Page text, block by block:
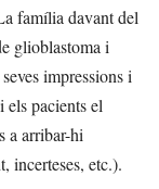
família davant del
glioblastoma i
impressions i
els pacients el
a arribar-hi
incerteses, etc.).